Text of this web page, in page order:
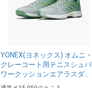
YONEX(ヨネックス) オムニ・
クレーコート用テニスシュパ
ワークッションエアラスダ…